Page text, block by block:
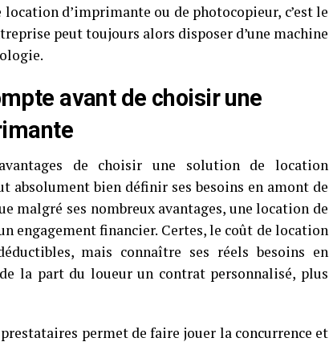
d’imprimante ou de photocopieur, c’est le
peut toujours alors disposer d’une machine
avant de choisir une
de choisir une solution de location
absolument bien définir ses besoins en amont de
malgré ses nombreux avantages, une location de
engagement financier. Certes, le coût de location
mais connaître ses réels besoins en
la part du loueur un contrat personnalisé, plus
permet de faire jouer la concurrence et